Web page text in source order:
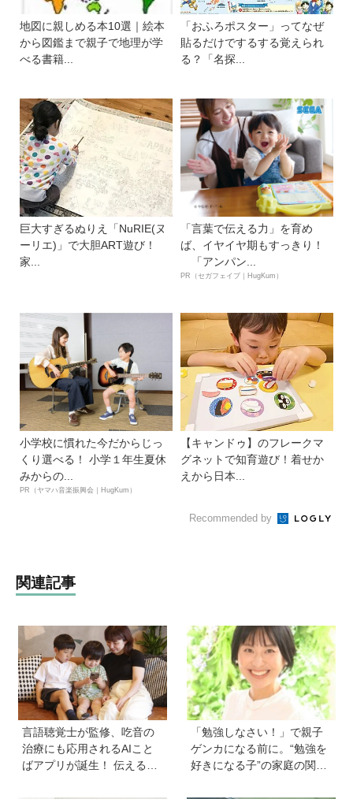
地図に親しめる本10選｜絵本
から図鑑まで親子で地理が学
べる書籍...
「おふろポスター」ってなぜ
貼るだけでするする覚えられ
る？「名探...
巨大すぎるぬりえ「NuRIE(ヌ
ーリエ)」で大胆ART遊び！
家...
「言葉で伝える力」を育め
ば、イヤイヤ期もすっきり！
「アンパン...
PR（セガフェイブ｜HugKum）
小学校に慣れた今だからじっ
くり選べる！ 小学１年生夏休
みからの...
PR（ヤマハ音楽振興会｜HugKum）
【キャンドゥ】のフレークマ
グネットで知育遊び！着せか
えから日本...
Recommended by
関連記事
言語聴覚士が監修、吃音の
治療にも応用されるAIこと
ばアプリが誕生！ 伝える力
「勉強しなさい！」で親子
ゲンカになる前に。“勉強を
好きになる子”の家庭の関わ